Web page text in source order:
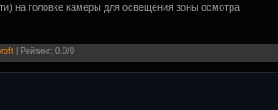
на головке камеры для освещения зоны осмотра
Рейтинг: 0.0/0